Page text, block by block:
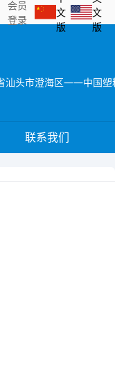
会员
登录
文
版
文
版
联系我们